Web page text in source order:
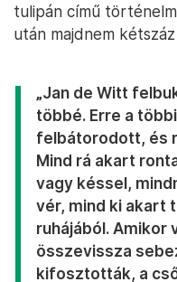
tulipán című
után majdnem
„Jan de Witt
többé. Erre a
felbátorodott, és
Mind rá akart
vagy késsel,
vér, mind ki akart
ruhájából. Amikor
összevissza
kifosztották, a